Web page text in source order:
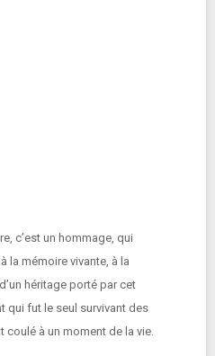
c’est un hommage, qui
la mémoire vivante, à la
héritage porté par cet
qui fut le seul survivant des
à un moment de la vie.